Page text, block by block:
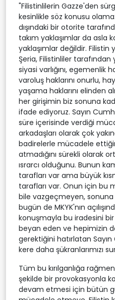
"Filistinlilerin Gazze'den
kesinlikle söz konusu
dışındaki bir otorite
takım yaklaşımlar da asla
yaklaşımlar değildir. Filistin
Şeria, Filistinliler
siyasi varlığını, egemenlik
varoluş haklarını onurlu,
yaşama haklarını elinden
her girişimin biz sonuna
ifade ediyoruz. Sayın
süre içerisinde verdiği
arkadaşları olarak çok
badirelerle mücadele
atmadığını sürekli olarak
ısrarcı olduğunu. Bunun
tarafları var ama büyük
tarafları var. Onun için bu
bile vazgeçmeyen,
bugün de MKYK'nın
konuşmayla bu iradesini
beyan eden ve hepimizin
gerektiğini hatırlatan
kere daha şükranlarımızı
Tüm bu kırılganlığa
şekilde bir provokasyonla
devam etmesi için bütün